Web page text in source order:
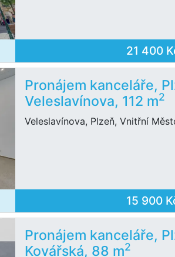
21 400
Pronájem kanceláře,
Veleslavínova, 112 m2
Veleslavínova, Plzeň, Vnitřní
15 900
Pronájem kanceláře,
Kovářská, 88 m2